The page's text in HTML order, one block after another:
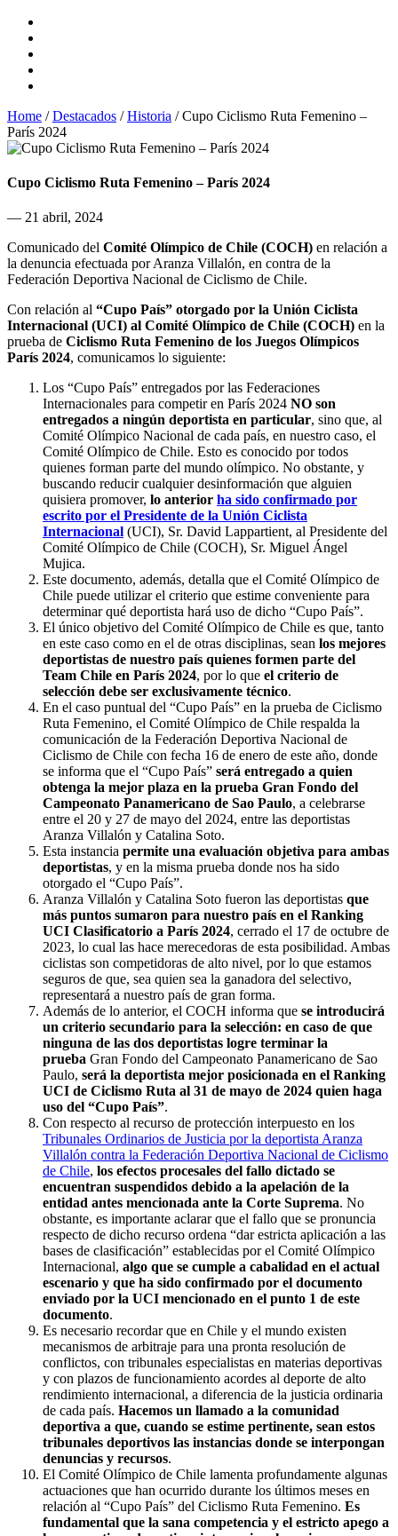
Home /Destacados /Historia /Cupo Ciclismo Ruta Femenino –
París 2024
Cupo Ciclismo Ruta Femenino – París 2024
— 21 abril, 2024
Comunicado del Comité Olímpico de Chile (COCH) en relación a
la denuncia efectuada por Aranza Villalón, en contra de la
Federación Deportiva Nacional de Ciclismo de Chile.
Con relación al “Cupo País” otorgado por la Unión Ciclista
Internacional (UCI) al Comité Olímpico de Chile (COCH) en la
prueba de Ciclismo Ruta Femenino de los Juegos Olímpicos
París 2024, comunicamos lo siguiente:
Los “Cupo País” entregados por las Federaciones
Internacionales para competir en París 2024 NO son
entregados a ningún deportista en particular, sino que, al
Comité Olímpico Nacional de cada país, en nuestro caso, el
Comité Olímpico de Chile. Esto es conocido por todos
quienes forman parte del mundo olímpico. No obstante, y
buscando reducir cualquier desinformación que alguien
quisiera promover, lo anterior ha sido confirmado por
escrito por el Presidente de la Unión Ciclista
Internacional (UCI), Sr. David Lappartient, al Presidente del
Comité Olímpico de Chile (COCH), Sr. Miguel Ángel
Mujica.
Este documento, además, detalla que el Comité Olímpico de
Chile puede utilizar el criterio que estime conveniente para
determinar qué deportista hará uso de dicho “Cupo País”.
El único objetivo del Comité Olímpico de Chile es que, tanto
en este caso como en el de otras disciplinas, sean los mejores
deportistas de nuestro país quienes formen parte del
Team Chile en París 2024, por lo que el criterio de
selección debe ser exclusivamente técnico.
En el caso puntual del “Cupo País” en la prueba de Ciclismo
Ruta Femenino, el Comité Olímpico de Chile respalda la
comunicación de la Federación Deportiva Nacional de
Ciclismo de Chile con fecha 16 de enero de este año, donde
se informa que el “Cupo País” será entregado a quien
obtenga la mejor plaza en la prueba Gran Fondo del
Campeonato Panamericano de Sao Paulo, a celebrarse
entre el 20 y 27 de mayo del 2024, entre las deportistas
Aranza Villalón y Catalina Soto.
Esta instancia permite una evaluación objetiva para ambas
deportistas, y en la misma prueba donde nos ha sido
otorgado el “Cupo País”.
Aranza Villalón y Catalina Soto fueron las deportistas que
más puntos sumaron para nuestro país en el Ranking
UCI Clasificatorio a París 2024, cerrado el 17 de octubre de
2023, lo cual las hace merecedoras de esta posibilidad. Ambas
ciclistas son competidoras de alto nivel, por lo que estamos
seguros de que, sea quien sea la ganadora del selectivo,
representará a nuestro país de gran forma.
Además de lo anterior, el COCH informa que se introducirá
un criterio secundario para la selección: en caso de que
ninguna de las dos deportistas logre terminar la
prueba Gran Fondo del Campeonato Panamericano de Sao
Paulo, será la deportista mejor posicionada en el Ranking
UCI de Ciclismo Ruta al 31 de mayo de 2024 quien haga
uso del “Cupo País”.
Con respecto al recurso de protección interpuesto en los
Tribunales Ordinarios de Justicia por la deportista Aranza
Villalón contra la Federación Deportiva Nacional de Ciclismo
de Chile, los efectos procesales del fallo dictado se
encuentran suspendidos debido a la apelación de la
entidad antes mencionada ante la Corte Suprema. No
obstante, es importante aclarar que el fallo que se pronuncia
respecto de dicho recurso ordena “dar estricta aplicación a las
bases de clasificación” establecidas por el Comité Olímpico
Internacional, algo que se cumple a cabalidad en el actual
escenario y que ha sido confirmado por el documento
enviado por la UCI mencionado en el punto 1 de este
documento.
Es necesario recordar que en Chile y el mundo existen
mecanismos de arbitraje para una pronta resolución de
conflictos, con tribunales especialistas en materias deportivas
y con plazos de funcionamiento acordes al deporte de alto
rendimiento internacional, a diferencia de la justicia ordinaria
de cada país. Hacemos un llamado a la comunidad
deportiva a que, cuando se estime pertinente, sean estos
tribunales deportivos las instancias donde se interpongan
denuncias y recursos.
El Comité Olímpico de Chile lamenta profundamente algunas
actuaciones que han ocurrido durante los últimos meses en
relación al “Cupo País” del Ciclismo Ruta Femenino. Es
fundamental que la sana competencia y el estricto apego a